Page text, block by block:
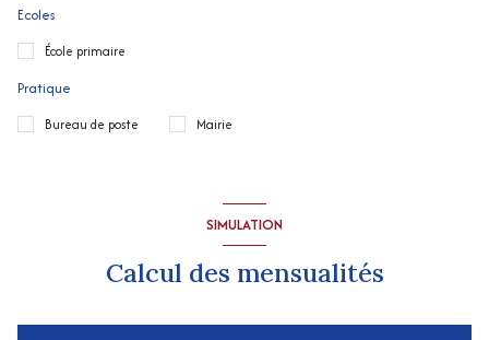
Ecoles
École primaire
Pratique
Bureau de poste Mairie
SIMULATION
Calcul des mensualités